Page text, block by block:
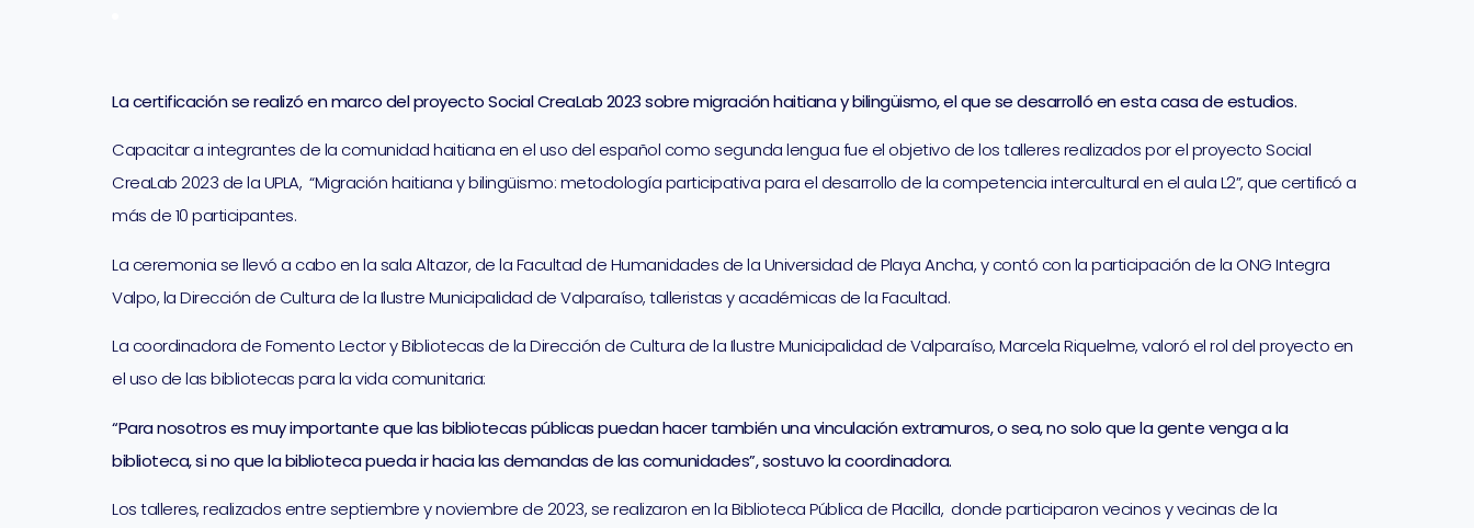
La certificación se realizó en marco del proyecto Social CreaLab 2023 sobre migración haitiana y bilingüismo, el que se desarrolló en esta casa de estudios.
Capacitar a integrantes de la comunidad haitiana en el uso del español como segunda lengua fue el objetivo de los talleres realizados por el proyecto Social
CreaLab 2023 de la UPLA, “Migración haitiana y bilingüismo: metodología participativa para el desarrollo de la competencia intercultural en el aula L2”, que certificó a
más de 10 participantes.
La ceremonia se llevó a cabo en la sala Altazor, de la Facultad de Humanidades de la Universidad de Playa Ancha, y contó con la participación de la ONG Integra
Valpo, la Dirección de Cultura de la Ilustre Municipalidad de Valparaíso, talleristas y académicas de la Facultad.
La coordinadora de Fomento Lector y Bibliotecas de la Dirección de Cultura de la Ilustre Municipalidad de Valparaíso, Marcela Riquelme, valoró el rol del proyecto en
el uso de las bibliotecas para la vida comunitaria:
“Para nosotros es muy importante que las bibliotecas públicas puedan hacer también una vinculación extramuros, o sea, no solo que la gente venga a la
biblioteca, si no que la biblioteca pueda ir hacia las demandas de las comunidades”, sostuvo la coordinadora.
Los talleres, realizados entre septiembre y noviembre de 2023, se realizaron en la Biblioteca Pública de Placilla, donde participaron vecinos y vecinas de la